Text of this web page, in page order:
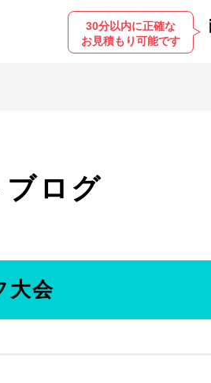
30分以内に正確な
お見積もり可能です
ログ
大会